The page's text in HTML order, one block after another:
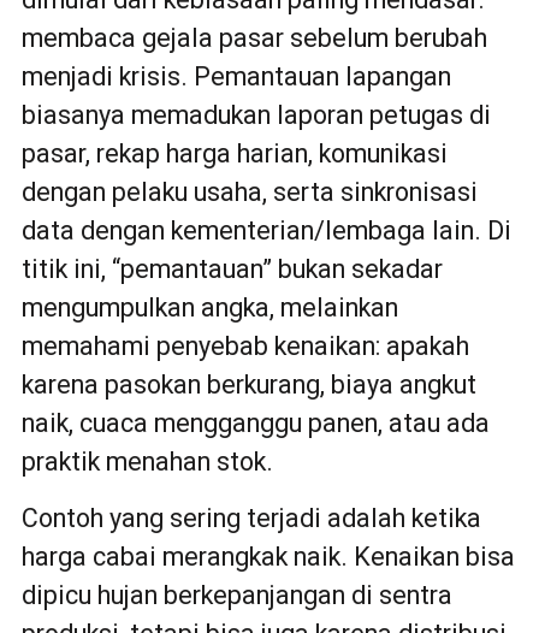
membaca gejala pasar sebelum berubah
menjadi krisis. Pemantauan lapangan
biasanya memadukan laporan petugas di
pasar, rekap harga harian, komunikasi
dengan pelaku usaha, serta sinkronisasi
data dengan kementerian/lembaga lain. Di
titik ini, “pemantauan” bukan sekadar
mengumpulkan angka, melainkan
memahami penyebab kenaikan: apakah
karena pasokan berkurang, biaya angkut
naik, cuaca mengganggu panen, atau ada
praktik menahan stok.
Contoh yang sering terjadi adalah ketika
harga cabai merangkak naik. Kenaikan bisa
dipicu hujan berkepanjangan di sentra